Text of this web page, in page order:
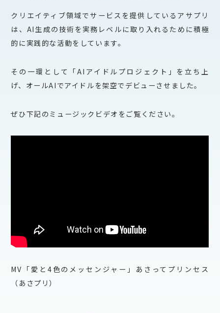
クリエイティブ領域でサービスを提供しているアサプリ
は、AI生成の技術を実務レベルに取り入れるために積極
的に実践的な活動をしています。
その一環として「AIアイドルプロジェクト」を立ち上
げ、オールAIでアイドルを架空でデビューさせました。
ぜひ下記のミュージックビデオをご覧ください。
MV「愛と4色のメッセンジャー」あさってプリンセス
（あさプリ）